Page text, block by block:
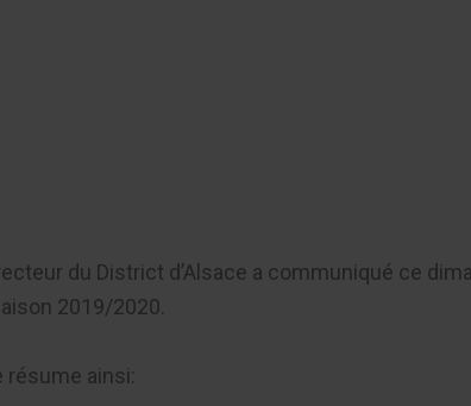
du District d’Alsace a communiqué ce
2019/2020.
résume ainsi: